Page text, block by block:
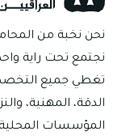
نحن نخبة من
نجتمع تحت راية
تغطي جميع
الدقة، المهنية،
المؤسسات